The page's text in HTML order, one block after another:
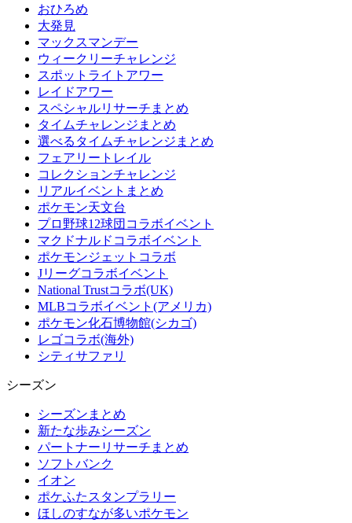
おひろめ
大発見
マックスマンデー
ウィークリーチャレンジ
スポットライトアワー
レイドアワー
スペシャルリサーチまとめ
タイムチャレンジまとめ
選べるタイムチャレンジまとめ
フェアリートレイル
コレクションチャレンジ
リアルイベントまとめ
ポケモン天文台
プロ野球12球団コラボイベント
マクドナルドコラボイベント
ポケモンジェットコラボ
Jリーグコラボイベント
National Trustコラボ(UK)
MLBコラボイベント(アメリカ)
ポケモン化石博物館(シカゴ)
レゴコラボ(海外)
シティサファリ
シーズン
シーズンまとめ
新たな歩みシーズン
パートナーリサーチまとめ
ソフトバンク
イオン
ポケふたスタンプラリー
ほしのすなが多いポケモン